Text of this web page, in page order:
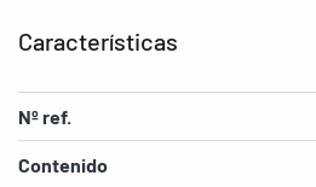
Características
Nº ref.
Contenido